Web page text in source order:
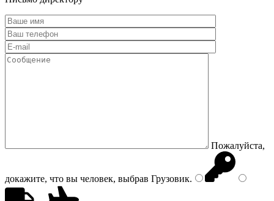
Пожалуйста,
докажите, что вы человек, выбрав Грузовик.